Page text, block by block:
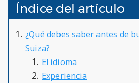
Índice del artículo
¿Qué debes saber antes de
Suiza?
El idioma
Experiencia